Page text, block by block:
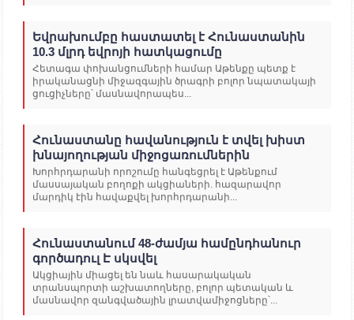
Եվրախումբը հաստատել է Հունաստանին
10.3 մլրդ եվրոյի հատկացումը
Հետագա փոխանցումների համար Աթենքը պետք է
իրականացնի միջազգային ծրագրի բոլոր նպատակայի
ցուցիչները՝ մասնավորապես...
Հունաստանը հավանություն է տվել խիստ
խնայողության միջոցառումներին
Խորհրդարանի որոշումը հանգեցրել է Աթենքում
մասսայական բողոքի ակցիաների. հազարավոր
մարդիկ էին հավաքվել խորհրդարանի...
Հունաստանում 48-ժամյա համընդհանուր
գործադուլ Է սկսվել
Ակցիային միացել են նաև հասարակական
տրանսպորտի աշխատողները, բոլոր պետական և
մասնավոր զանգվածային լրատվամիջոցները՝...